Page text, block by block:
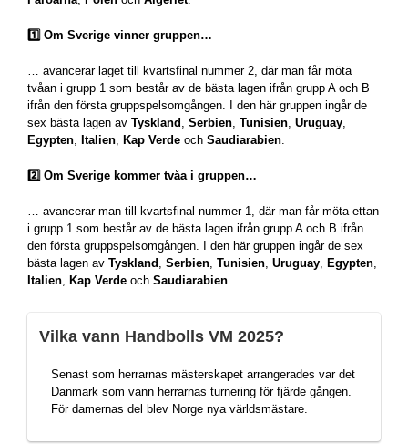
1️⃣ Om Sverige vinner gruppen…
… avancerar laget till kvartsfinal nummer 2, där man får möta
tvåan i grupp 1 som består av de bästa lagen ifrån grupp A och B
ifrån den första gruppspelsomgången. I den här gruppen ingår de
sex bästa lagen av Tyskland Serbien Tunisien Uruguay
Egypten Italien Kap Verde och Saudiarabien
2️⃣ Om Sverige kommer tvåa i gruppen…
… avancerar man till kvartsfinal nummer 1, där man får möta ettan
i grupp 1 som består av de bästa lagen ifrån grupp A och B ifrån
den första gruppspelsomgången. I den här gruppen ingår de sex
bästa lagen av Tyskland Serbien Tunisien Uruguay Egypten
Italien Kap Verde och Saudiarabien
Vilka vann Handbolls VM 2025?
Senast som herrarnas mästerskapet arrangerades var det
Danmark som vann herrarnas turnering för fjärde gången.
För damernas del blev Norge nya världsmästare.